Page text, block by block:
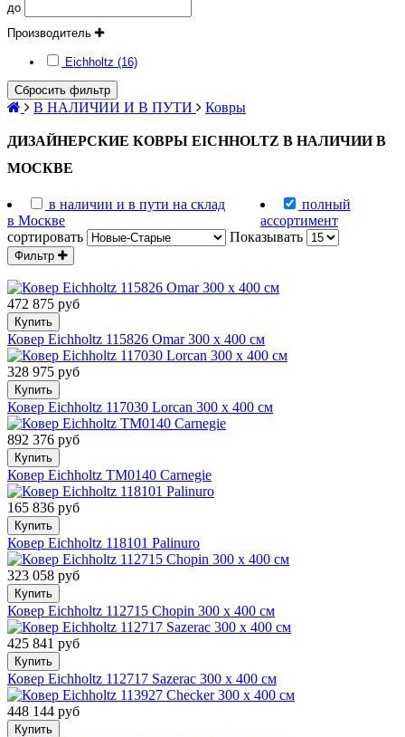
до
Производитель
Eichholtz (16)
Сбросить фильтр
В НАЛИЧИИ И В ПУТИ Ковры
ДИЗАЙНЕРСКИЕ КОВРЫ EICHHOLTZ В НАЛИЧИИ В
МОСКВЕ
в наличии и в пути на склад
в Москве
полный
ассортимент
сортировать
Показывать
Фильтр
472 875 руб
Купить
Ковер Eichholtz 115826 Omar 300 x 400 см
328 975 руб
Купить
Ковер Eichholtz 117030 Lorcan 300 x 400 см
892 376 руб
Купить
Ковер Eichholtz TM0140 Carnegie
165 836 руб
Купить
Ковер Eichholtz 118101 Palinuro
323 058 руб
Купить
Ковер Eichholtz 112715 Chopin 300 x 400 см
425 841 руб
Купить
Ковер Eichholtz 112717 Sazerac 300 x 400 см
448 144 руб
Купить